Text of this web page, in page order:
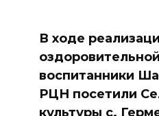
В ходе
воспитанники
РЦН посетили
культуры с.